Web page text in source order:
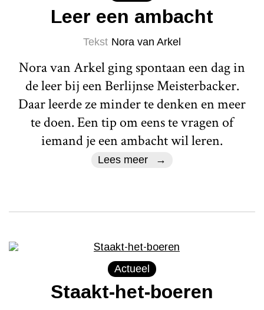
Leer een ambacht
Tekst Nora van Arkel
Nora van Arkel ging spontaan een dag in
de leer bij een Berlijnse Meisterbacker.
Daar leerde ze minder te denken en meer
te doen. Een tip om eens te vragen of
iemand je een ambacht wil leren.
Lees meer
Actueel
Staakt-het-boeren